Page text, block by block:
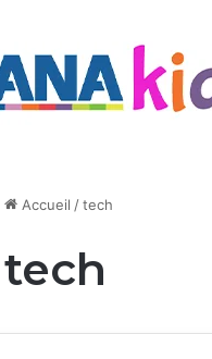
Accueil /tech
tech